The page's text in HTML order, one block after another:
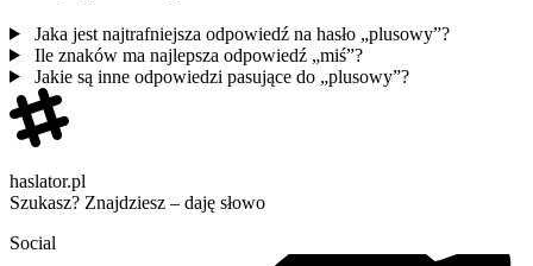
Jaka jest najtrafniejsza odpowiedź na hasło „plusowy”?
Ile znaków ma najlepsza odpowiedź „miś”?
Jakie są inne odpowiedzi pasujące do „plusowy”?
haslator.pl
Szukasz? Znajdziesz – daję słowo
Social